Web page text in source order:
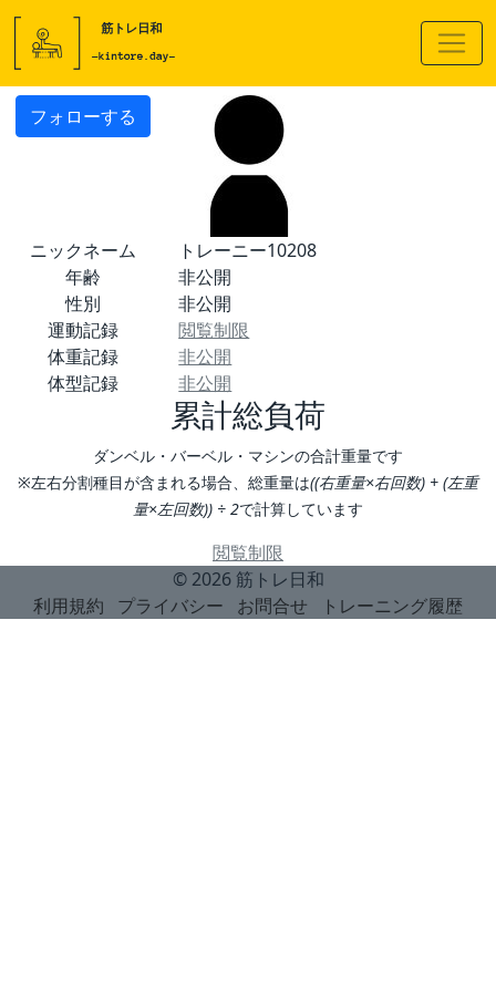
フォローする
ニックネーム
トレーニー10208
年齢
非公開
性別
非公開
運動記録
閲覧制限
体重記録
非公開
体型記録
非公開
累計総負荷
ダンベル・バーベル・マシンの合計重量です
※左右分割種目が含まれる場合、総重量は((右重量×右回数) + (左重
量×左回数)) ÷ 2で計算しています
閲覧制限
© 2026 筋トレ日和
利用規約
プライバシー お問合せ トレーニング履歴